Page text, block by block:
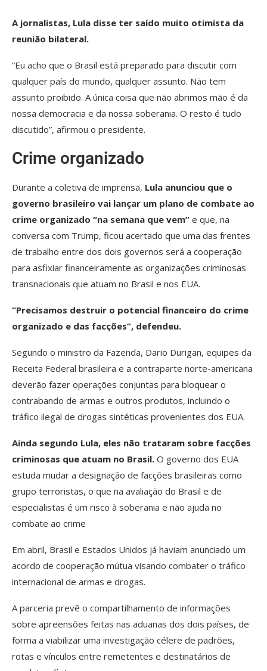
A jornalistas, Lula disse ter saído muito otimista da
reunião bilateral.
“Eu acho que o Brasil está preparado para discutir com
qualquer país do mundo, qualquer assunto. Não tem
assunto proibido. A única coisa que não abrimos mão é da
nossa democracia e da nossa soberania. O resto é tudo
discutido”, afirmou o presidente.
Crime organizado
Durante a coletiva de imprensa, Lula anunciou que o
governo brasileiro vai lançar um plano de combate ao
crime organizado “na semana que vem” e que, na
conversa com Trump, ficou acertado que uma das frentes
de trabalho entre dos dois governos será a cooperação
para asfixiar financeiramente as organizações criminosas
transnacionais que atuam no Brasil e nos EUA.
“Precisamos destruir o potencial financeiro do crime
organizado e das facções”, defendeu.
Segundo o ministro da Fazenda, Dario Durigan, equipes da
Receita Federal brasileira e a contraparte norte-americana
deverão fazer operações conjuntas para bloquear o
contrabando de armas e outros produtos, incluindo o
tráfico ilegal de drogas sintéticas provenientes dos EUA.
Ainda segundo Lula, eles não trataram sobre facções
criminosas que atuam no Brasil. O governo dos EUA
estuda mudar a designação de facções brasileiras como
grupo terroristas, o que na avaliação do Brasil e de
especialistas é um risco à soberania e não ajuda no
combate ao crime
Em abril, Brasil e Estados Unidos já haviam anunciado um
acordo de cooperação mútua visando combater o tráfico
internacional de armas e drogas.
A parceria prevê o compartilhamento de informações
sobre apreensões feitas nas aduanas dos dois países, de
forma a viabilizar uma investigação célere de padrões,
rotas e vínculos entre remetentes e destinatários de